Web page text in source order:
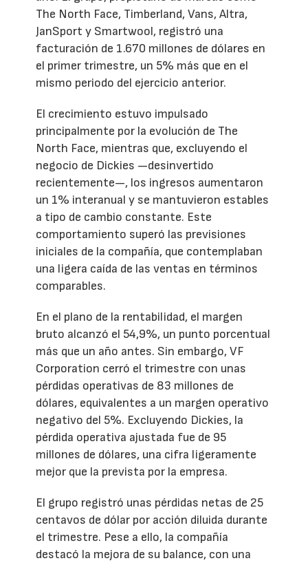
The North Face, Timberland, Vans, Altra,
JanSport y Smartwool, registró una
facturación de 1.670 millones de dólares en
el primer trimestre, un 5% más que en el
mismo periodo del ejercicio anterior.
El crecimiento estuvo impulsado
principalmente por la evolución de The
North Face, mientras que, excluyendo el
negocio de Dickies —desinvertido
recientemente—, los ingresos aumentaron
un 1% interanual y se mantuvieron estables
a tipo de cambio constante. Este
comportamiento superó las previsiones
iniciales de la compañía, que contemplaban
una ligera caída de las ventas en términos
comparables.
En el plano de la rentabilidad, el margen
bruto alcanzó el 54,9%, un punto porcentual
más que un año antes. Sin embargo, VF
Corporation cerró el trimestre con unas
pérdidas operativas de 83 millones de
dólares, equivalentes a un margen operativo
negativo del 5%. Excluyendo Dickies, la
pérdida operativa ajustada fue de 95
millones de dólares, una cifra ligeramente
mejor que la prevista por la empresa.
El grupo registró unas pérdidas netas de 25
centavos de dólar por acción diluida durante
el trimestre. Pese a ello, la compañía
destacó la mejora de su balance, con una